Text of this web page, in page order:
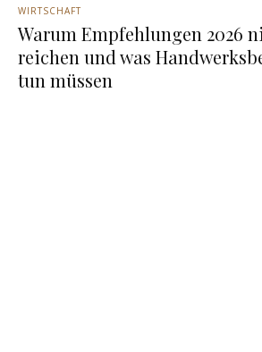
WIRTSCHAFT
Warum Empfehlungen 2026
reichen und was
tun müssen